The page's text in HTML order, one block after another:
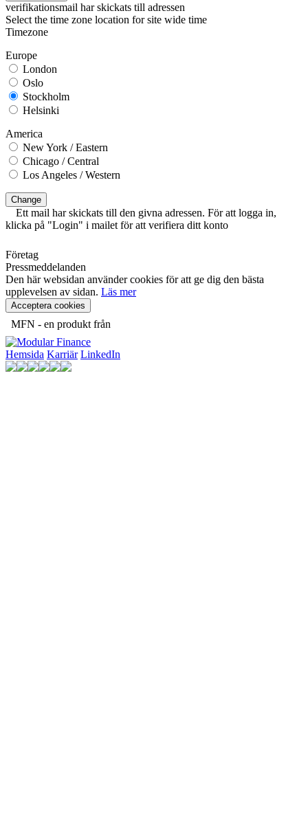
verifikationsmail har skickats till adressen
Select the time zone location for site wide time
Timezone
Europe
London
Oslo
Stockholm
Helsinki
America
New York / Eastern
Chicago / Central
Los Angeles / Western
Change
Ett mail har skickats till den givna adressen. För att logga in,
klicka på "Login" i mailet för att verifiera ditt konto
Företag
Pressmeddelanden
Den här websidan använder cookies för att ge dig den bästa
upplevelsen av sidan. Läs mer
Acceptera cookies
MFN - en produkt från
Hemsida Karriär LinkedIn